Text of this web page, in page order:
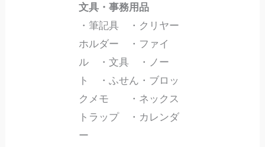
文具・事務用品
・筆記具 ・クリヤー
ホルダー ・ファイ
ル ・文具 ・ノー
ト ・ふせん・ブロッ
クメモ ・ネックス
トラップ ・カレンダ
ー